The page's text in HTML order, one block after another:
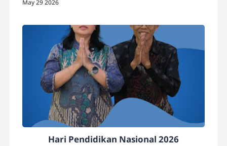
May 29 2026
Hari Pendidikan Nasional 2026